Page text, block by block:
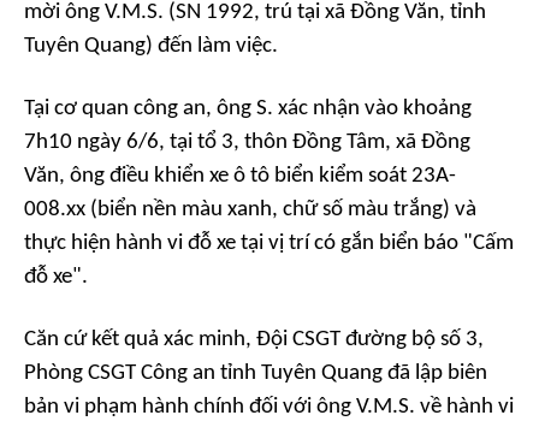
mời ông V.M.S. (SN 1992, trú tại xã Đồng Văn, tỉnh
Tuyên Quang) đến làm việc.
Tại cơ quan công an, ông S. xác nhận vào khoảng
7h10 ngày 6/6, tại tổ 3, thôn Đồng Tâm, xã Đồng
Văn, ông điều khiển xe ô tô biển kiểm soát 23A-
008.xx (biển nền màu xanh, chữ số màu trắng) và
thực hiện hành vi đỗ xe tại vị trí có gắn biển báo "Cấm
đỗ xe".
Căn cứ kết quả xác minh, Đội CSGT đường bộ số 3,
Phòng CSGT Công an tỉnh Tuyên Quang đã lập biên
bản vi phạm hành chính đối với ông V.M.S. về hành vi